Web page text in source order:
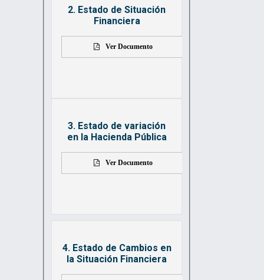
2. Estado de Situación
Financiera
Ver Documento
3. Estado de variación
en la Hacienda Pública
Ver Documento
4. Estado de Cambios en
la Situación Financiera